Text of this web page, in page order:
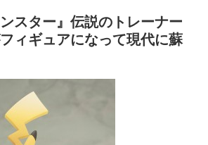
ンスター』伝説のトレーナー
フィギュアになって現代に蘇